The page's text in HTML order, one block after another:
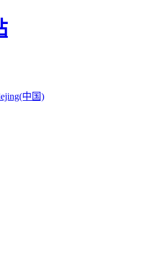
中国)